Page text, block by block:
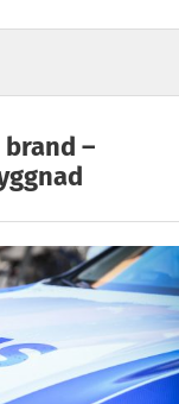
–